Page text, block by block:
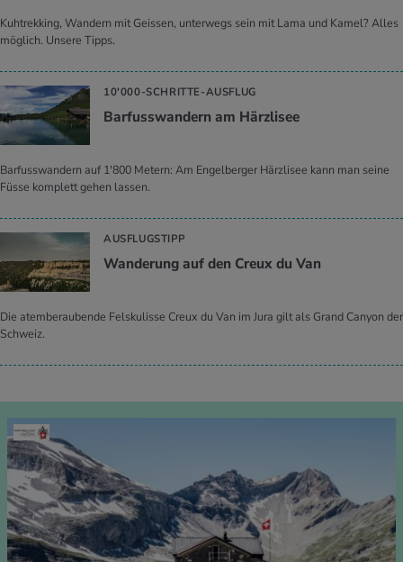
Kuhtrekking, Wandern mit Geissen, unterwegs sein mit Lama und Kamel? Alles
möglich. Unsere Tipps.
10'000-SCHRITTE-AUSFLUG
Bar­fuss­wan­dern am Härz­li­see
Barfusswandern auf 1'800 Metern: Am Engelberger Härzlisee kann man seine
Füsse komplett gehen lassen.
AUSFLUGSTIPP
Wan­de­rung auf den Creux du Van
Die atemberaubende Felskulisse Creux du Van im Jura gilt als Grand Canyon der
Schweiz.